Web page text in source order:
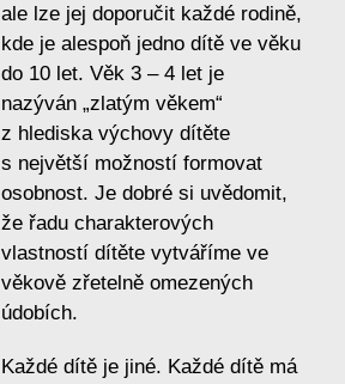
ale lze jej doporučit každé rodině,
kde je alespoň jedno dítě ve věku
do 10 let. Věk 3 – 4 let je
nazýván „zlatým věkem“
z hlediska výchovy dítěte
s největší možností formovat
osobnost. Je dobré si uvědomit,
že řadu charakterových
vlastností dítěte vytváříme ve
věkově zřetelně omezených
údobích.
Každé dítě je jiné. Každé dítě má